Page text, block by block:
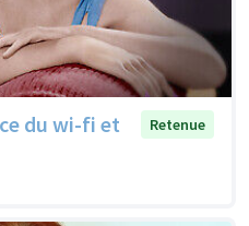
du wi-fi et
Retenue